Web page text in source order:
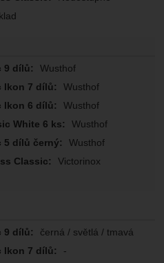
Wusthof
Wusthof
Wusthof
Wusthof
Wusthof
Victorinox
černá / světlá / tmavá
-